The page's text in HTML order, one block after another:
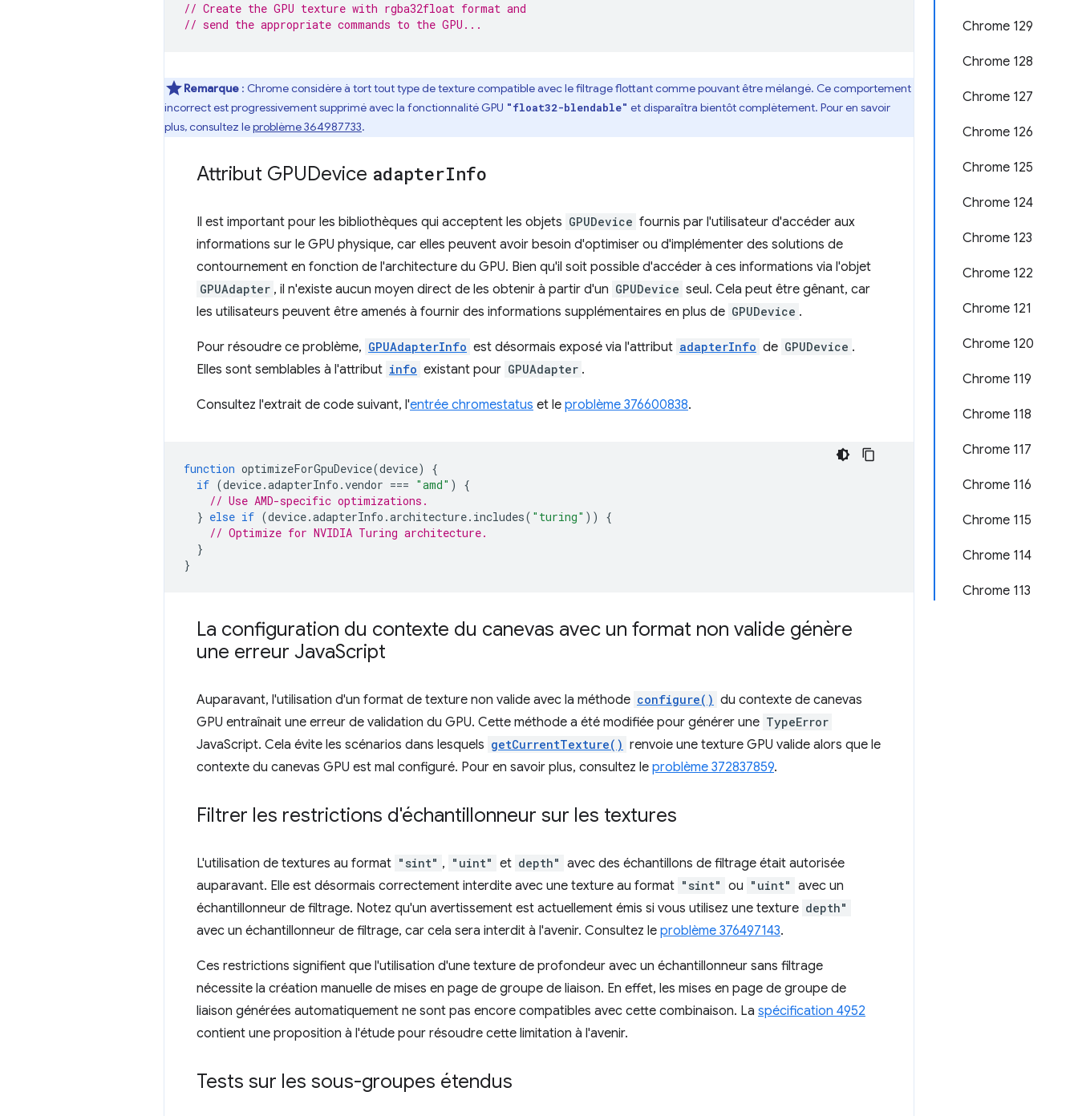
Chrome 129
Chrome 128
Chrome 127
Chrome 126
Chrome 125
Chrome 124
Chrome 123
Chrome 122
Chrome 121
Chrome 120
Chrome 119
Chrome 118
Chrome 117
Chrome 116
Chrome 115
Chrome 114
Chrome 113
// Create the GPU texture with rgba32float format and
// send the appropriate commands to the GPU...
Remarque : Chrome considère à tort tout type de texture compatible avec le filtrage flottant comme pouvant être mélangé. Ce comportement
incorrect est progressivement supprimé avec la fonctionnalité GPU "float32-blendable" et disparaîtra bientôt complètement. Pour en savoir
plus, consultez leproblème 364987733.
Attribut GPUDevice adapterInfo
Il est important pour les bibliothèques qui acceptent les objets GPUDevice fournis par l'utilisateur d'accéder aux
informations sur le GPU physique, car elles peuvent avoir besoin d'optimiser ou d'implémenter des solutions de
contournement en fonction de l'architecture du GPU. Bien qu'il soit possible d'accéder à ces informations via l'objet
GPUAdapter , il n'existe aucun moyen direct de les obtenir à partir d'un GPUDevice seul. Cela peut être gênant, car
les utilisateurs peuvent être amenés à fournir des informations supplémentaires en plus de GPUDevice .
Pour résoudre ce problème, GPUAdapterInfo est désormais exposé via l'attribut adapterInfo de GPUDevice .
Elles sont semblables à l'attribut info existant pour GPUAdapter .
Consultez l'extrait de code suivant, l'entrée chromestatus et le problème 376600838.
function optimizeForGpuDevice(device)
{
if (device.adapterInfo .vendor === "amd" )
{
// Use AMD-specific optimizations.
} else if (device.adapterInfo .architecture. includes( "turing" ))
{
// Optimize for NVIDIA Turing architecture.
}
}
La configuration du contexte du canevas avec un format non valide génère
une erreur JavaScript
Auparavant, l'utilisation d'un format de texture non valide avec la méthode configure() du contexte de canevas
GPU entraînait une erreur de validation du GPU. Cette méthode a été modifiée pour générer une TypeError
JavaScript. Cela évite les scénarios dans lesquels getCurrentTexture() renvoie une texture GPU valide alors que le
contexte du canevas GPU est mal configuré. Pour en savoir plus, consultez le problème 372837859.
Filtrer les restrictions d'échantillonneur sur les textures
L'utilisation de textures au format "sint" , "uint" et depth" avec des échantillons de filtrage était autorisée
auparavant. Elle est désormais correctement interdite avec une texture au format "sint" ou "uint" avec un
échantillonneur de filtrage. Notez qu'un avertissement est actuellement émis si vous utilisez une texture depth"
avec un échantillonneur de filtrage, car cela sera interdit à l'avenir. Consultez le problème 376497143.
Ces restrictions signifient que l'utilisation d'une texture de profondeur avec un échantillonneur sans filtrage
nécessite la création manuelle de mises en page de groupe de liaison. En effet, les mises en page de groupe de
liaison générées automatiquement ne sont pas encore compatibles avec cette combinaison. La spécification 4952
contient une proposition à l'étude pour résoudre cette limitation à l'avenir.
Tests sur les sous-groupes étendus